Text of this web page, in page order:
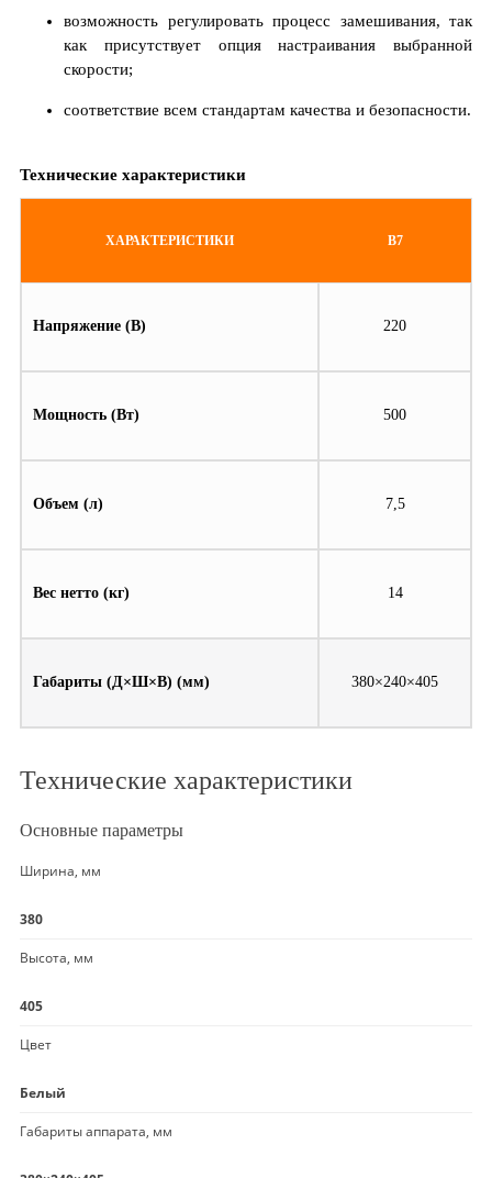
возможность регулировать процесс замешивания, так
как присутствует опция настраивания выбранной
скорости;
соответствие всем стандартам качества и безопасности.
Технические характеристики
ХАРАКТЕРИСТИКИ B7
Напряжение (В) 220
Мощность (Вт) 500
Объем (л) 7,5
Вес нетто (кг) 14
Габариты (Д×Ш×В) (мм) 380×240×405
Технические характеристики
Основные параметры
Ширина, мм
380
Высота, мм
405
Цвет
Белый
Габариты аппарата, мм